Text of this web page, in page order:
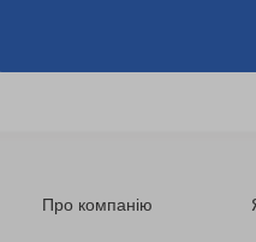
Про компанію